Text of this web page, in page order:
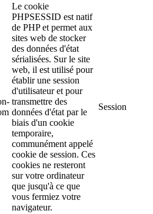
Le cookie
PHPSESSID est natif
de PHP et permet aux
sites web de stocker
des données d'état
sérialisées. Sur le site
web, il est utilisé pour
établir une session
d'utilisateur et pour
transmettre des
données d'état par le
biais d'un cookie
temporaire,
communément appelé
cookie de session. Ces
cookies ne resteront
sur votre ordinateur
que jusqu'à ce que
vous fermiez votre
navigateur.
Session